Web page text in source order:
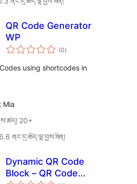
QR Code Generator
WP
(0གདེང་
འཇོག་
ཚང་།
)
using shortcodes in
Mia
20+
ནང་དུ་ཚོད་ལྟ་བྱས་ཟིན།
Dynamic QR Code
Block – QR Code
གདེང་